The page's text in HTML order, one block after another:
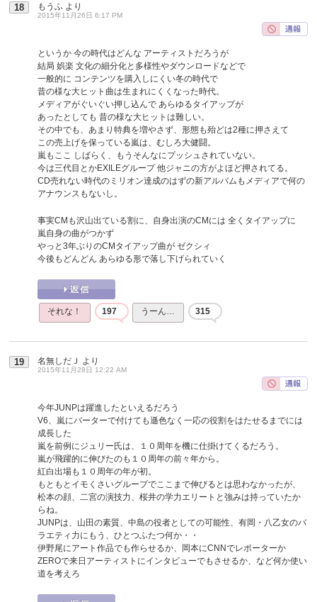
18 もうふ より
2015年11月26日 6:17 PM
というか 今の時代はどんな アーティストだろうが
結局 娯楽 文化の細分化と多様性やダウンロードなどで
一般的に コンテンツを購入しにくい冬の時代で
昔の様な大ヒット曲は生まれにくくなった時代。
メディアがぐいぐい押し込んで あらゆるタイアップが
あったとしても 昔の様な大ヒットは難しい。
その中でも、あまり特典を増やさず、形態も殆どは2種に押さえて
この売上げを保っている嵐は、むしろ大健闘。
嵐もここ しばらく、もうそんなにプッシュされていない。
今は三代目とかEXILEグループ 他ジャニの方がよほど押されてる。
CD売れない時代のミリオン達成のはずの新アルバムもメディアで何の
アナウンスもないし。
事実CMも沢山出ている割に、自身出演のCMには 全くタイアップに
嵐自身の曲がつかず
やっと3年ぶりのCMタイアップ曲が ゼクシィ
今後もどんどん あらゆる形で落し下げられていく
それな！ 197 うーん… 315
19 名無しだＪ より
2015年11月28日 12:22 AM
今年JUNPは躍進したといえるだろう
V6、嵐にバーターで付けても遜色なく一応の役割をはたせるまでには
成長した
嵐を前例にジュリー氏は、１０周年を機に仕掛けてくるだろう。
嵐が飛躍的に伸びたのも１０周年の前々年から。
紅白出場も１０周年の年が初。
もともとイモくさいグループでここまで伸びるとは思わなかったが、
松本の顔、二宮の演技力、桜井の学力エリートと強みは持っていたか
らね。
JUNPは、山田の素質、中島の役者としての可能性、有岡・八乙女のバ
ラエティ力にもう、ひとつふたつ何か・・
伊野尾にアート作品でも作らせるか、岡本にCNNでレポーターか
ZEROで来日アーティストにインタビューでもさせるか、など何か使い
道を考えろ